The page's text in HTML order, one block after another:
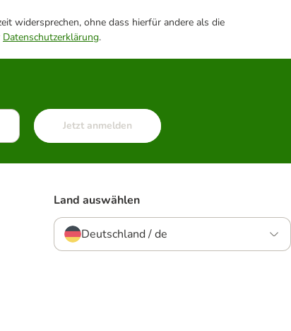
widersprechen, ohne dass hierfür andere als die
Datenschutzerklärung.
Jetzt anmelden
Land auswählen
Deutschland / de